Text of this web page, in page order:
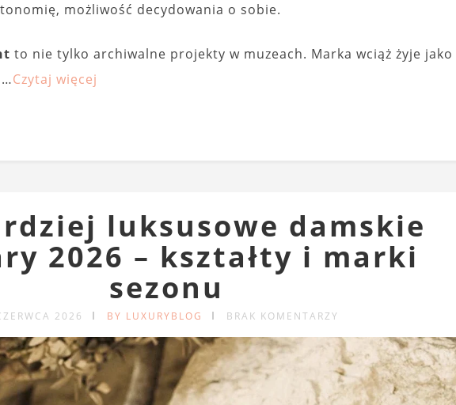
możliwość decydowania o sobie.
to nie tylko archiwalne projekty w muzeach. Marka wciąż żyje jako
Czytaj więcej
luksusowe damskie
2026 – kształty i marki
sezonu
2026 BY LUXURYBLOG BRAK KOMENTARZY